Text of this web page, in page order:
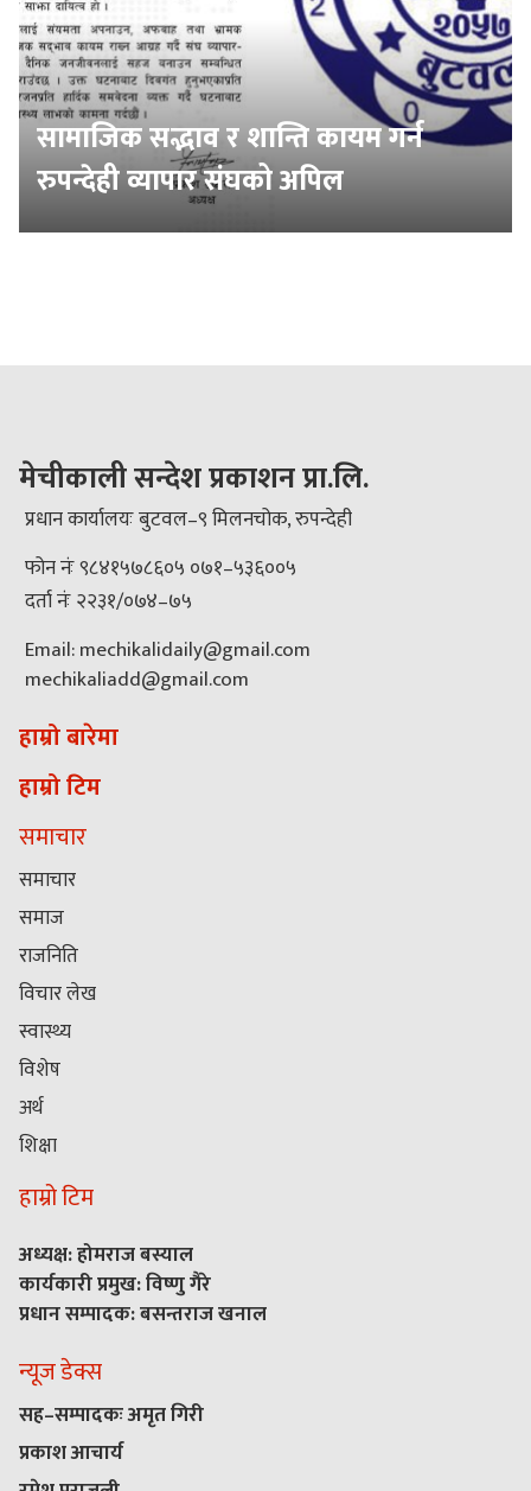
सामाजिक सद्भाव र शान्ति कायम गर्न
रुपन्देही व्यापार संघको अपिल
मेचीकाली सन्देश प्रकाशन प्रा.लि.
प्रधान कार्यालयः बुटवल–९ मिलनचोक, रुपन्देही
फोन नंः ९८४१५७८६०५ ०७१–५३६००५
दर्ता नंः २२३१/०७४–७५
Email: mechikalidaily@gmail.com
mechikaliadd@gmail.com
हाम्रो बारेमा
हाम्रो टिम
समाचार
समाचार
समाज
राजनिति
विचार लेख
स्वास्थ्य
विशेष
अर्थ
शिक्षा
हाम्रो टिम
अध्यक्ष: होमराज बस्याल
कार्यकारी प्रमुख: विष्णु गैरे
प्रधान सम्पादक: बसन्तराज खनाल
न्यूज डेक्स
सह–सम्पादकः अमृत गिरी
प्रकाश आचार्य